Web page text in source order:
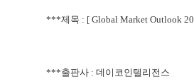
***제목 : [ Global Market Outlook
***출판사 : 데이코인텔리전스